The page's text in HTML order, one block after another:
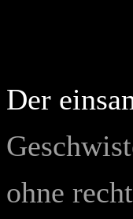
Der
ohne